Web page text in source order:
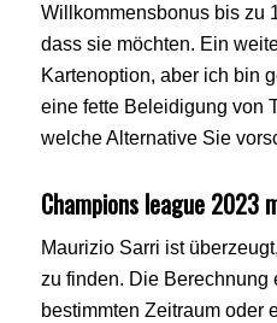
Willkommensbonus bis zu
dass sie möchten. Ein
Kartenoption, aber ich bin
eine fette Beleidigung von
welche Alternative Sie
Champions league 2023
Maurizio Sarri ist
zu finden. Die Berechnung
bestimmten Zeitraum oder